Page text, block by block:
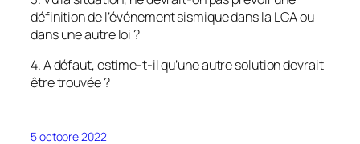
définition de l’événement sismique dans la LCA ou
dans une autre loi ?
4. A défaut, estime-t-il qu’une autre solution devrait
être trouvée ?
5 octobre 2022